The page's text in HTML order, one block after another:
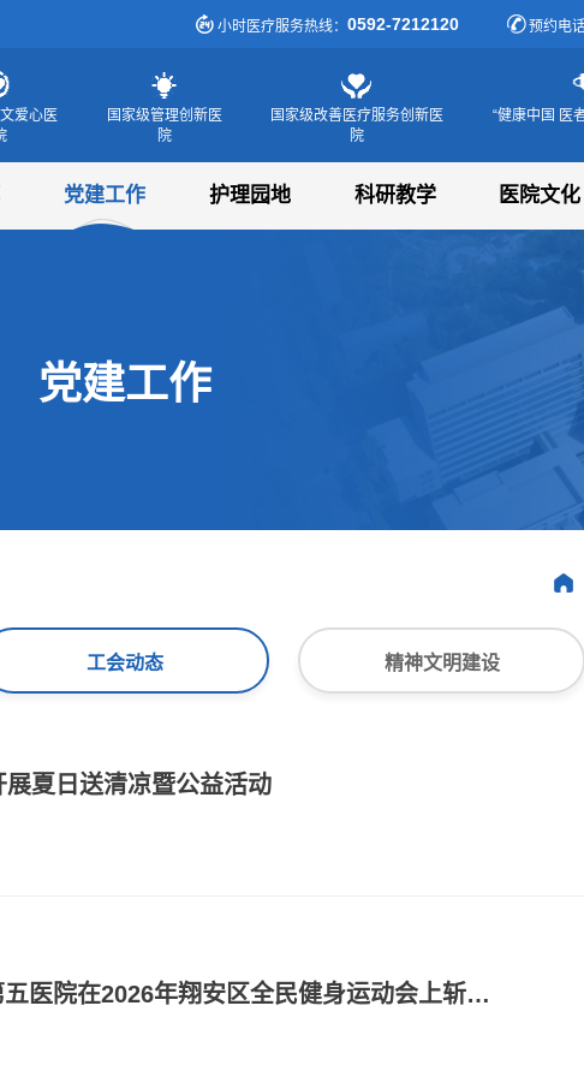
小时医疗服务热线： 0592-7212120 预约电话
爱心医
国家级管理创新医
院
国家级改善医疗服务创新医
院
“健康中国 医
党建工作 护理园地 科研教学 医院文化
党建工作
工会动态 精神文明建设
夏日送清凉暨公益活动
挥拍逐梦健跑同行 强体凝心医路同行 | 厦门市第五医院在2026年翔安区全民健身运动会上斩获佳绩